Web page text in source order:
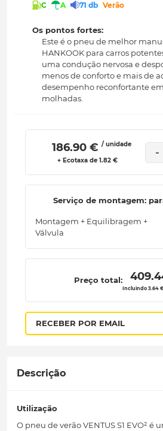
C A 71 db Verão
Os pontos fortes:
Este é o pneu de melhor
HANKOOK para carros
uma condução nervosa e
menos de conforto e mais de
desempenho reconfortante
molhadas.
186.90 € / unidade
+ Ecotaxa de 1.82 €
-
Serviço de montagem:
Montagem + Equilibragem +
Válvula
Preço total:
Incluindo 3.64
RECEBER POR EMAIL
Descrição
Utilização
O pneu de verão VENTUS S1 EVO² é